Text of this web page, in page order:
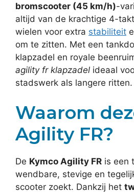
bromscooter (45 km/h)-
altijd van de krachtige 4-
wielen voor extra stabiliteit
om te zitten. Met een
klapzadel en royale
agility fr klapzadel ideaal
stadswerk als langere ritten.
Waarom
Agility FR?
De Kymco Agility FR is een
wendbare, stevige en
scooter zoekt. Dankzij het